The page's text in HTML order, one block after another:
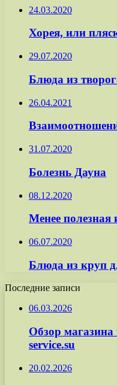
24.03.2020
Хорея, или
29.07.2020
Блюда из
26.04.2021
31.07.2020
Болезнь Дауна
08.12.2020
Менее полезная
06.07.2020
Блюда из круп
Последние записи
06.03.2026
Обзор магазина
service.su
20.02.2026